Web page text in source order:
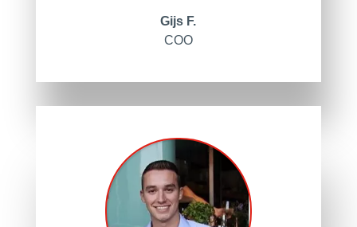
Gijs F.
COO